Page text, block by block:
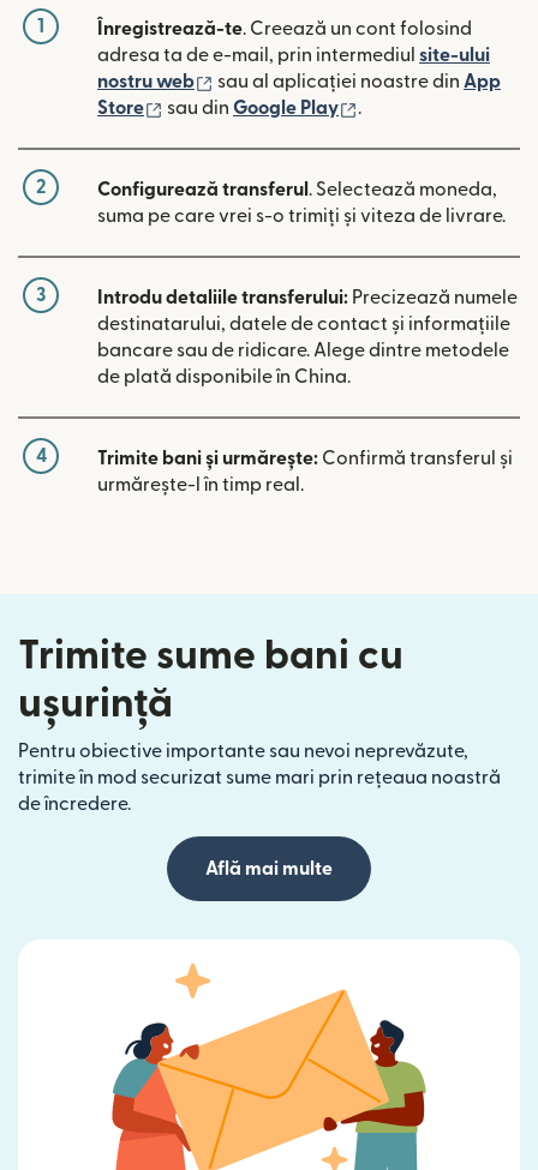
1 Înregistrează-te. Creează un cont folosind
adresa ta de e-mail, prin intermediul site-ului
nostru web
(se deschide într-o fereastră nouă)
sau al aplicației noastre din App
Store
(se deschide într-o fereastră nouă)
sau din Google Play (se deschide într-o
.
2 Configurează transferul . Selectează moneda,
suma pe care vrei s-o trimiți și viteza de livrare.
3 Introdu detaliile transferului: Precizează numele
destinatarului, datele de contact și informațiile
bancare sau de ridicare. Alege dintre metodele
de plată disponibile în China.
4 Trimite bani și urmărește: Confirmă transferul și
urmărește-l în timp real.
Trimite sume bani cu
ușurință
Pentru obiective importante sau nevoi neprevăzute,
trimite în mod securizat sume mari prin rețeaua noastră
de încredere.
Află mai multe